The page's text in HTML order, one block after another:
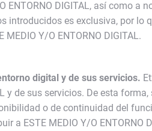
DIGITAL, así como a
introducidos es exclusiva, por lo
Y/O ENTORNO DIGITAL.
digital y de sus servicios.
de sus servicios. De esta
o de continuidad del
a ESTE MEDIO Y/O ENTORNO